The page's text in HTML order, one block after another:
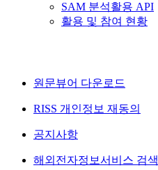
SAM 분석활용 API
활용 및 참여 현황
원문뷰어 다운로드
RISS 개인정보 재동의
공지사항
해외전자정보서비스 검색